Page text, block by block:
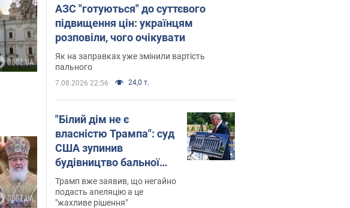
АЗС "готуються" до суттєвого
підвищення цін: українцям
розповіли, чого очікувати
Як на заправках уже змінили вартість
пального
7.08.2026 22:56 24,0 т.
"Білий дім не є
власністю Трампа": суд
США зупинив
будівництво бальної
зали за $400 млн
Трамп вже заявив, що негайно
подасть апеляцію а це
"жахливе рішення"